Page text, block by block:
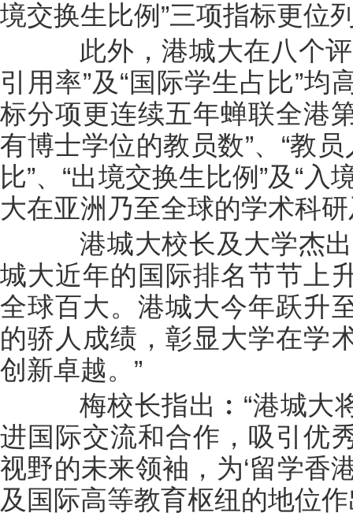
境交换生比例”三项指标更位
此外，港城大在八个评
引用率”及“国际学生占比”
标分项更连续五年蝉联全港
有博士学位的教员数”、“教
比”、“出境交换生比例”及“
大在亚洲乃至全球的学术科
港城大校长及大学杰出
城大近年的国际排名节节上
全球百大。港城大今年跃升
的骄人成绩，彰显大学在学
创新卓越。”
梅校长指出︰“港城大
进国际交流和合作，吸引优
视野的未来领袖，为‘留学香
及国际高等教育枢纽的地位作